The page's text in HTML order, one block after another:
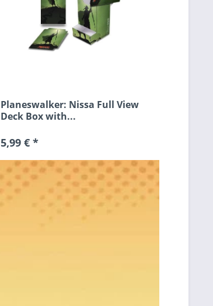
Planeswalker: Nissa Full View
Deck Box with...
5,99 € *